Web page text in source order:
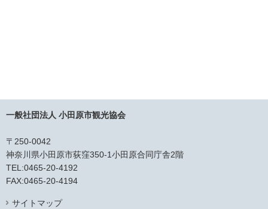
一般社団法人 小田原市観光協会
〒250-0042
神奈川県小田原市荻窪350-1小田原合同庁舎2階
TEL:0465-20-4192
FAX:0465-20-4194
サイトマップ